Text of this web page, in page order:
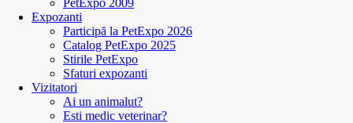
PetExpo 2009
Expozanti
Participă la PetExpo 2026
Catalog PetExpo 2025
Stirile PetExpo
Sfaturi expozanti
Vizitatori
Ai un animalut?
Esti medic veterinar?